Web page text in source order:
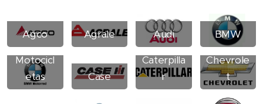
Agco Agrale Audi BMW
BMW
Motocicl
etas
Case
Caterpilla
r
Chevrole
t